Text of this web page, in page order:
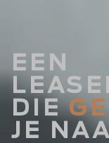
EEN
DIE
JE